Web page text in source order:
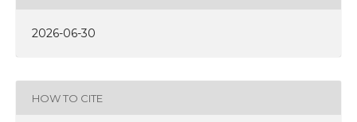
2026-06-30
HOW TO CITE